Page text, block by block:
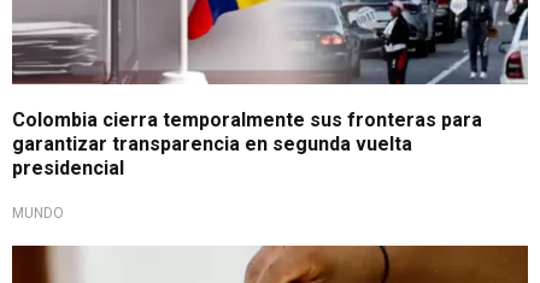
Colombia cierra temporalmente sus fronteras para
garantizar transparencia en segunda vuelta
presidencial
MUNDO